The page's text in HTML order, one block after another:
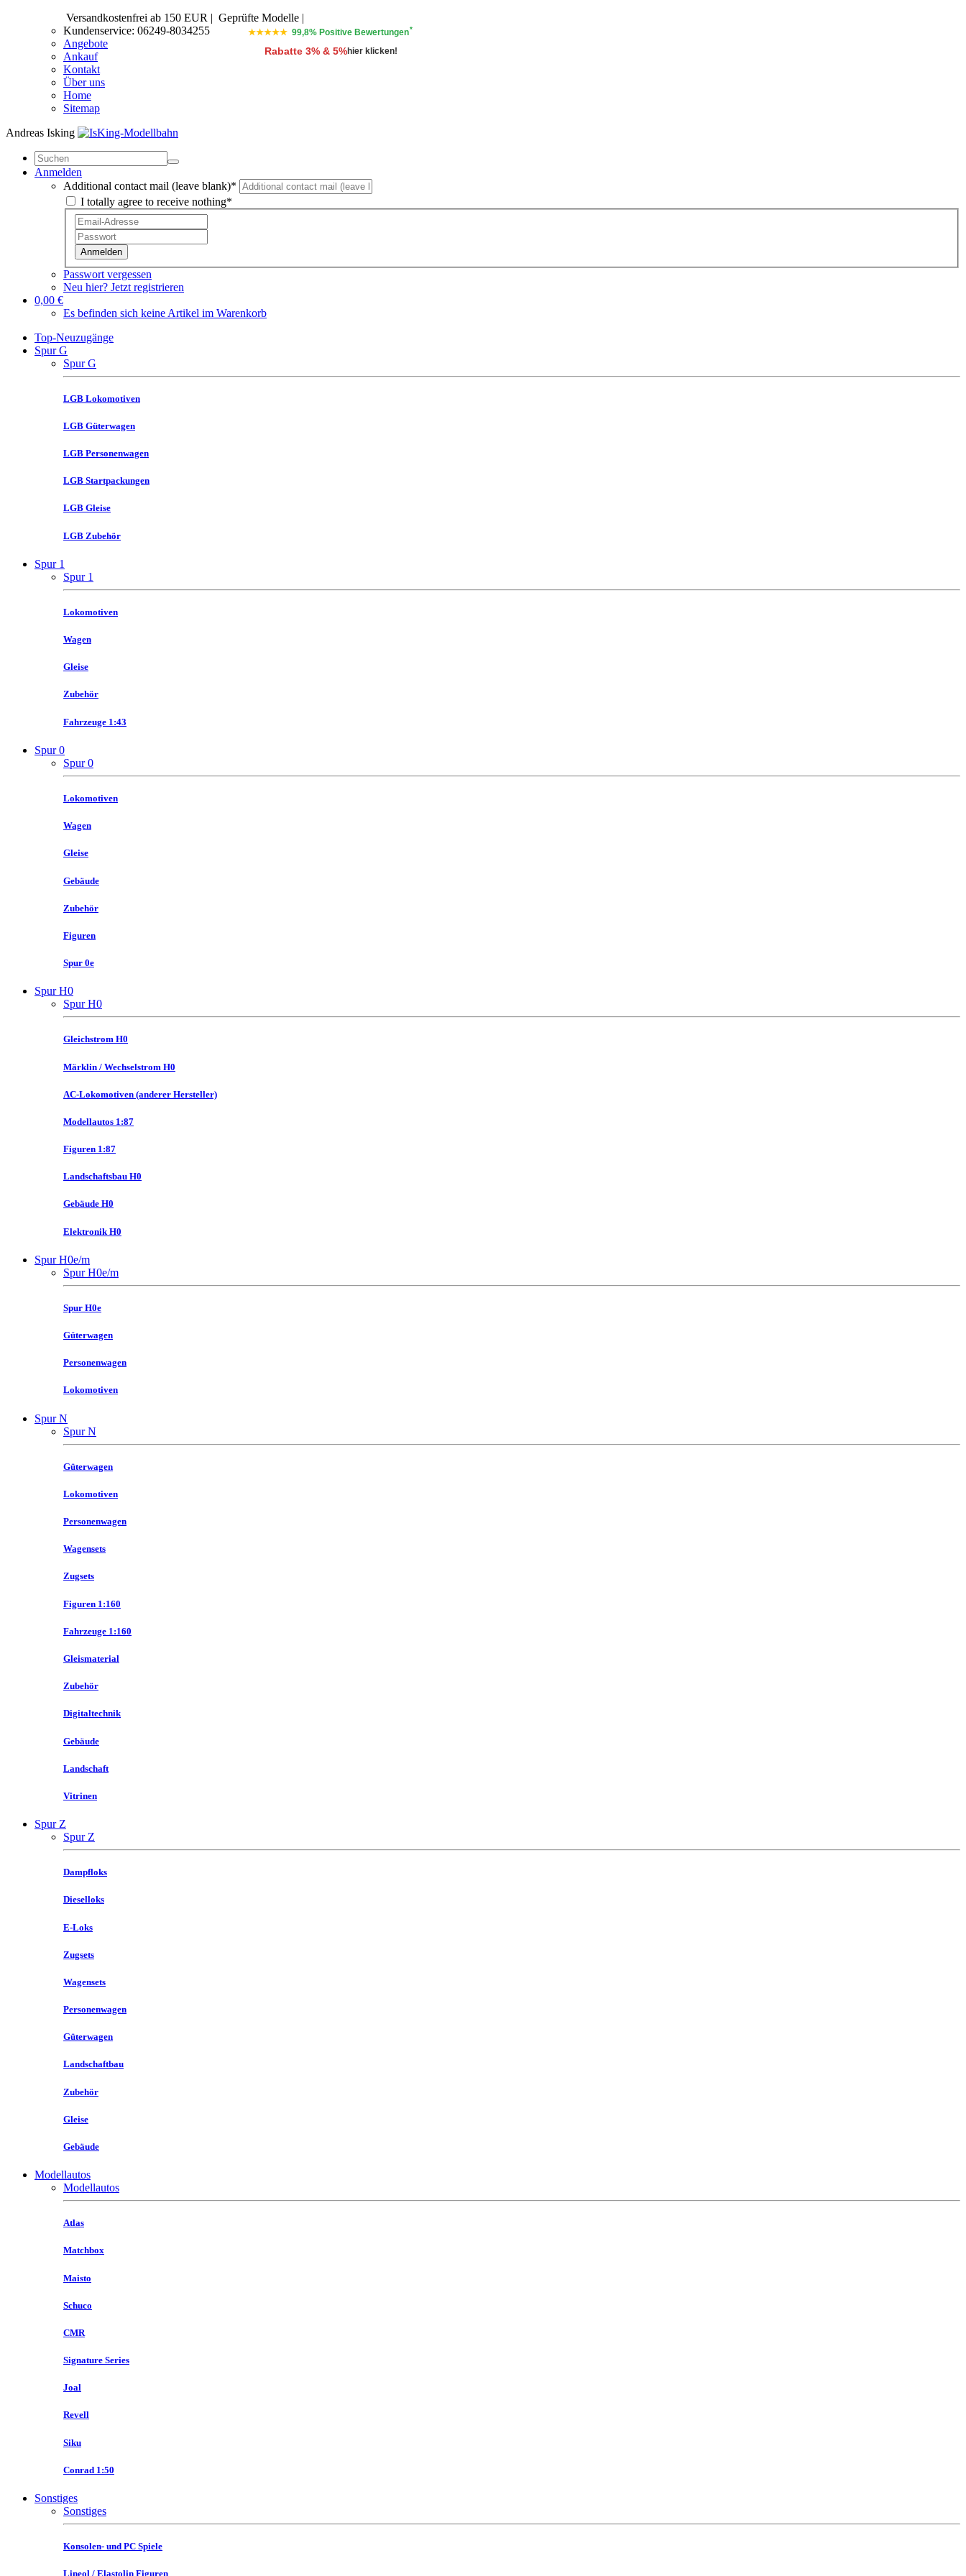
Versandkostenfrei ab 150 EUR | Geprüfte Modelle |
Kundenservice: 06249-8034255
Angebote
Ankauf
Kontakt
Über uns
Home
Sitemap
Andreas Isking
★★★★★ 99,8% Positive Bewertungen*
Rabatte 3% & 5%hier klicken!
Anmelden
Additional contact mail (leave blank)*
I totally agree to receive nothing*
Anmelden
Passwort vergessen
Neu hier? Jetzt registrieren
0,00 €
Es befinden sich keine Artikel im Warenkorb
Top-Neuzugänge
Spur G
Spur G
LGB Lokomotiven
LGB Güterwagen
LGB Personenwagen
LGB Startpackungen
LGB Gleise
LGB Zubehör
Spur 1
Spur 1
Lokomotiven
Wagen
Gleise
Zubehör
Fahrzeuge 1:43
Spur 0
Spur 0
Lokomotiven
Wagen
Gleise
Gebäude
Zubehör
Figuren
Spur 0e
Spur H0
Spur H0
Gleichstrom H0
Märklin / Wechselstrom H0
AC-Lokomotiven (anderer Hersteller)
Modellautos 1:87
Figuren 1:87
Landschaftsbau H0
Gebäude H0
Elektronik H0
Spur H0e/m
Spur H0e/m
Spur H0e
Güterwagen
Personenwagen
Lokomotiven
Spur N
Spur N
Güterwagen
Lokomotiven
Personenwagen
Wagensets
Zugsets
Figuren 1:160
Fahrzeuge 1:160
Gleismaterial
Zubehör
Digitaltechnik
Gebäude
Landschaft
Vitrinen
Spur Z
Spur Z
Dampfloks
Dieselloks
E-Loks
Zugsets
Wagensets
Personenwagen
Güterwagen
Landschaftbau
Zubehör
Gleise
Gebäude
Modellautos
Modellautos
Atlas
Matchbox
Maisto
Schuco
CMR
Signature Series
Joal
Revell
Siku
Conrad 1:50
Sonstiges
Sonstiges
Konsolen- und PC Spiele
Lineol / Elastolin Figuren